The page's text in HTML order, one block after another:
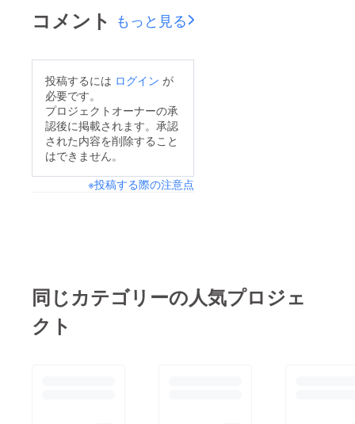
る、デスク周りの配線
いデスク環境も、ケー
ブルがごちゃごちゃと
広がっていては台無し
です。配線整理ができ
ていないと、見栄えの
悪さだけでなく、断線
やほこりによる火災リ
スクなどの危険性も高
に叶える、ケーブル
得な超早割も残り僅か
となりました。まもな
す。残り10日間となり
ましたが、スタッフ一
同目標達成に向けて精
一杯頑張って参ります
拡散の程どうぞ宜しく
確認下さい。and
products* by UHY
コメント もっと見る
投稿するには ログイン が
必要です。
プロジェクトオーナーの承
認後に掲載されます。承認
された内容を削除すること
はできません。
※投稿する際の注意点
同じカテゴリーの人気プロジェ
クト